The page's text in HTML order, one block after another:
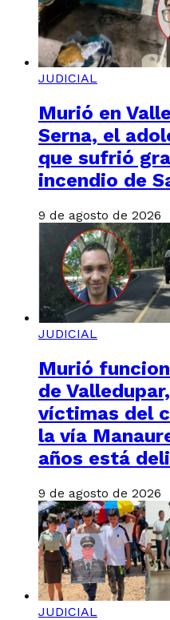
JUDICIAL
Murió en
Serna, el
que sufrió
incendio de
9 de agosto de 2026
JUDICIAL
Murió
de
víctimas del
la vía
años está
9 de agosto de 2026
JUDICIAL